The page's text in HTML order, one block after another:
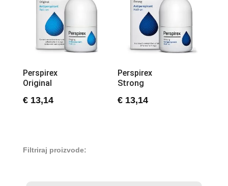
Perspirex
Original
€13,14
Perspirex
Strong
€ 13,14
Filtriraj proizvode: